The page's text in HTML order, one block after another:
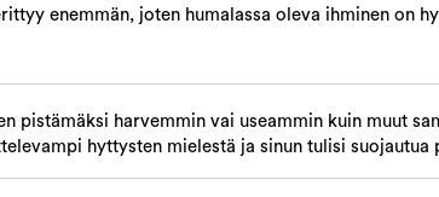
enemmän, joten humalassa oleva ihminen on
pistämäksi harvemmin vai useammin kuin muut
hyttysten mielestä ja sinun tulisi suojautua